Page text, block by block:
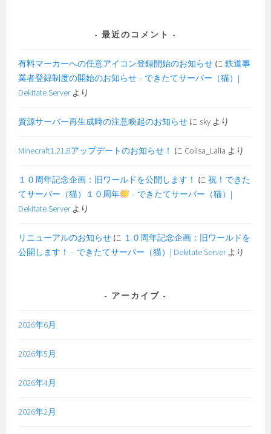
最近のコメント
有料マーカーへの任意アイコン登録開始のお知らせ に鉄道事
業者登録制度の開始のお知らせ – できたてサーバー（猫）|
Dekitate Serverより
資源サーバー再生成時の注意喚起のお知らせ に sky より
Minecraft1.21.8アップデートのお知らせ！ に Colisa_Lalia より
１０周年記念企画：旧ワールドを公開します！ に祝！できた
てサーバー（猫）１０周年
– できたてサーバー（猫）|
Dekitate Serverより
リニューアルのお知らせ に １０周年記念企画：旧ワールドを
公開します！ – できたてサーバー（猫）| Dekitate Serverより
アーカイブ
2026年6月
2026年5月
2026年4月
2026年2月